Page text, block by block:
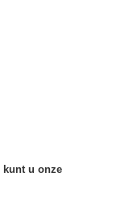
kunt u onze